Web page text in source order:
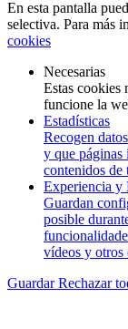
En esta pantalla
selectiva. Para más
cookies
Necesarias
Estas cookies
funcione la
Estadísticas
Recogen
y que páginas
contenidos de
Experiencia y
Guardan
posible
vídeos y otros
GuardarRechazar